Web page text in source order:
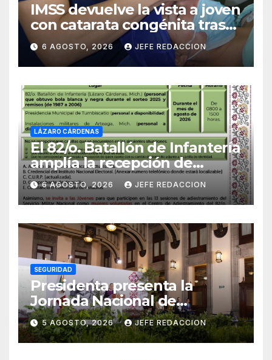
IMSS devuelve la vista a joven
con catarata congénita tras
23 años de limitación visual
6 AGOSTO, 2026 JEFE REDACCION
LÁZARO CÁRDENAS
El 82/o. Batallón de Infantería
amplía la recepción de
documentos para obtener La
Catilla del Servicio Militar
Nacional
6 AGOSTO, 2026 JEFE REDACCION
SEGURIDAD
Presidenta presenta la
Jornada Nacional de
Reforestación 2026; se
realizará el 9 de agosto y se
plantarán 6.6 millones de
5 AGOSTO, 2026 JEFE REDACCION